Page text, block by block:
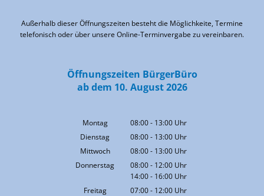
Außerhalb dieser Öffnungszeiten besteht die Möglichkeite, Termine
telefonisch oder über unsere Online-Terminvergabe zu vereinbaren.
Öffnungszeiten BürgerBüro
ab dem 10. August 2026
Montag 08:00- 13:00 Uhr
Von 08:00 bis 13:00 Uhr
Dienstag 08:00- 13:00 Uhr
Von 08:00 bis 13:00 Uhr
Mittwoch 08:00- 13:00 Uhr
Von 08:00 bis 13:00 Uhr
Donnerstag 08:00- 12:00 Uhr
Von 08:00 bis 12:00 Uhr
14:00- 16:00 Uhr
Von 14:00 bis 16:00 Uhr
Freitag 07:00- 12:00 Uhr